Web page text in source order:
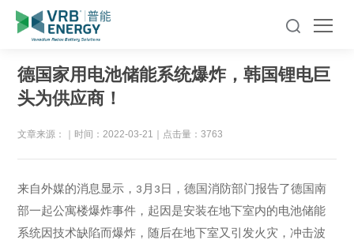
德国家用电池储能系统爆炸，韩国锂电巨
头为供应商！
文章来源： 时间：2022-03-21 点击量：3763
来自外媒的消息显示， 3 月 3 日，德国消防部门报告了德国南
部一起公寓楼爆炸事件，起因是安装在地下室内的电池储能
系统因技术缺陷而爆炸，随后在地下室又引发火灾，冲击波